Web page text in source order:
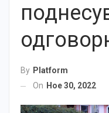
By Platform
On Ное 30, 2022